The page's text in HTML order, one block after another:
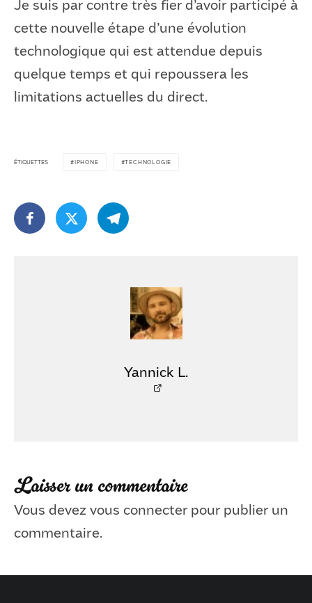
Je suis par contre très fier d’avoir participé à
cette nouvelle étape d’une évolution
technologique qui est attendue depuis
quelque temps et qui repoussera les
limitations actuelles du direct.
ÉTIQUETTES IPHONE TECHNOLOGIE
Yannick L.
Laisser un commentaire
Vous devez vous connecterpour publier un
commentaire.